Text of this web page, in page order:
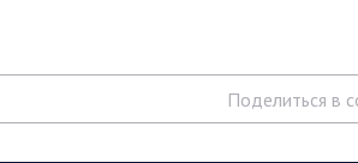
Поделиться в